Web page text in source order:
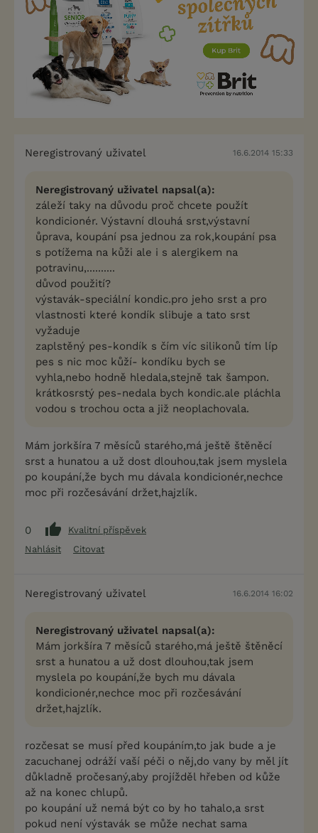
Neregistrovaný uživatel 16.6.2014 15:33
Neregistrovaný uživatel napsal(a):
záleží taky na důvodu proč chcete použít
kondicionér. Výstavní dlouhá srst,výstavní
ůprava, koupání psa jednou za rok,koupání psa
s potížema na kůži ale i s alergikem na
potravinu,..........
důvod použití?
výstavák-speciální kondic.pro jeho srst a pro
vlastnosti které kondík slibuje a tato srst
vyžaduje
zaplstěný pes-kondík s čím víc silikonů tím líp
pes s nic moc kůží- kondíku bych se
vyhla,nebo hodně hledala,stejně tak šampon.
krátkosrstý pes-nedala bych kondic.ale pláchla
vodou s trochou octa a již neoplachovala.
Mám jorkšíra 7 měsíců starého,má ještě štěněcí
srst a hunatou a už dost dlouhou,tak jsem myslela
po koupání,že bych mu dávala kondicionér,nechce
moc při rozčesávání držet,hajzlík.
0
Kvalitní příspěvek
Nahlásit
Citovat
Neregistrovaný uživatel 16.6.2014 16:02
Neregistrovaný uživatel napsal(a):
Mám jorkšíra 7 měsíců starého,má ještě štěněcí
srst a hunatou a už dost dlouhou,tak jsem
myslela po koupání,že bych mu dávala
kondicionér,nechce moc při rozčesávání
držet,hajzlík.
rozčesat se musí před koupáním,to jak bude a je
zacuchanej odráží vaší péči o něj,do vany by měl jít
důkladně pročesaný,aby projížděl hřeben od kůže
až na konec chlupů.
po koupání už nemá být co by ho tahalo,a srst
pokud není výstavák se může nechat sama